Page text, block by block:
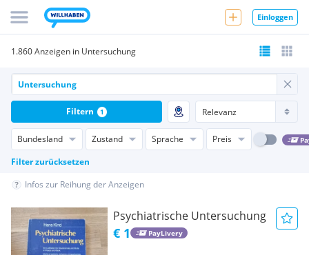
Einloggen
1.860 Anzeigen in Untersuchung
Bundesland Zustand Sprache Preis
Filter zurücksetzen
Filtern 1
Infos zur Reihung der Anzeigen
Psychiatrische Untersuchung
€ 1 PayLivery